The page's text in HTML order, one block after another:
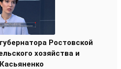
Ростовской
хозяйства и